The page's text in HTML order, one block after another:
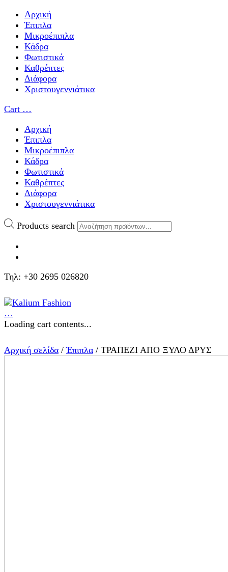
Αρχική
Έπιπλα
Μικροέπιπλα
Κάδρα
Φωτιστικά
Καθρέπτες
Διάφορα
Χριστουγεννιάτικα
Cart …
Αρχική
Έπιπλα
Μικροέπιπλα
Κάδρα
Φωτιστικά
Καθρέπτες
Διάφορα
Χριστουγεννιάτικα
Products search
Τηλ: +30 2695 026820
…
Loading cart contents...
Αρχική σελίδα /Έπιπλα / ΤΡΑΠΕΖΙ ΑΠΟ ΞΥΛΟ ΔΡΥΣ